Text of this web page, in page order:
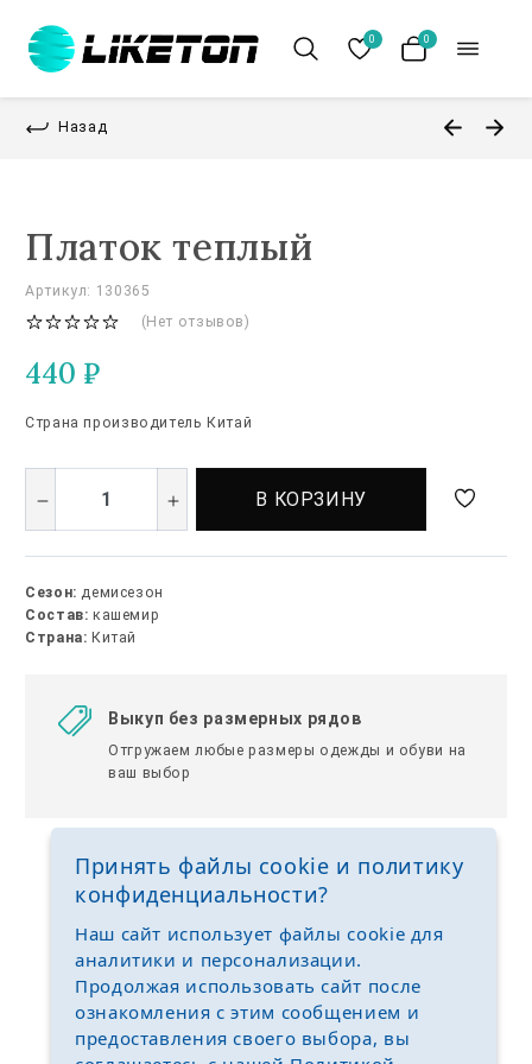
0 0
Назад
Платок теплый
Артикул: 130365
(Нет отзывов)
440 ₽
Страна производитель Китай
В КОРЗИНУ
Сезон: демисезон
Состав: кашемир
Страна: Китай
Выкуп без размерных рядов
Отгружаем любые размеры одежды и обуви на
ваш выбор
Принять файлы cookie и политику
конфиденциальности?
Наш сайт использует файлы cookie для
аналитики и персонализации.
Продолжая использовать сайт после
ознакомления с этим сообщением и
предоставления своего выбора, вы